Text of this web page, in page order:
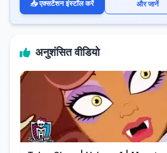
📥 एक्सटेंशन इंस्टॉल करें और जानें
अनुशंसित वीडियो